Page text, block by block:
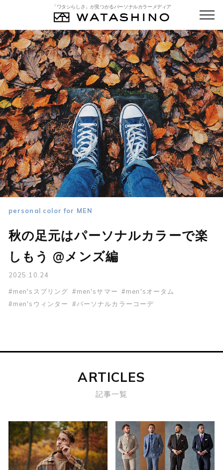
「ワタシらしさ」が見つかるパーソナルカラーメディア
personal color for MEN
秋の足元はパーソナルカラーで楽
しもう @メンズ編
2025.10.24
#men'sスプリング #men'sサマー #men'sオータム
#men'sウィンター
#パーソナルカラーコーデ
ARTICLES
記事一覧